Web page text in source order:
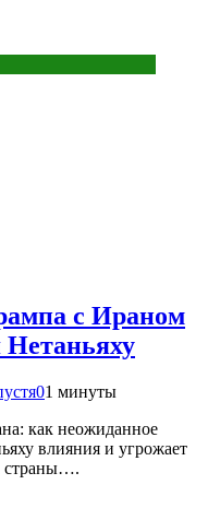
с Ираном
Нетаньяху
01 минуты
как неожиданное
влияния и угрожает
страны….